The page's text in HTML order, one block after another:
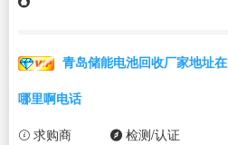
青岛储能电池回收厂家地址在
哪里啊电话
求购商 检测/认证